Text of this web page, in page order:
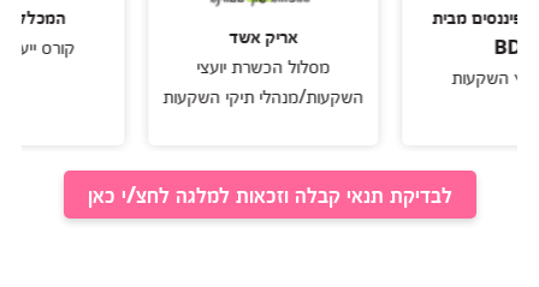
מבית
אריק אשד
מסלול הכשרת יועצי
השקעות/מנהלי תיקי השקעות
המכללה
קורס ייעוץ
לבדיקת תנאי קבלה וזכאות למלגה לחצ/י כאן